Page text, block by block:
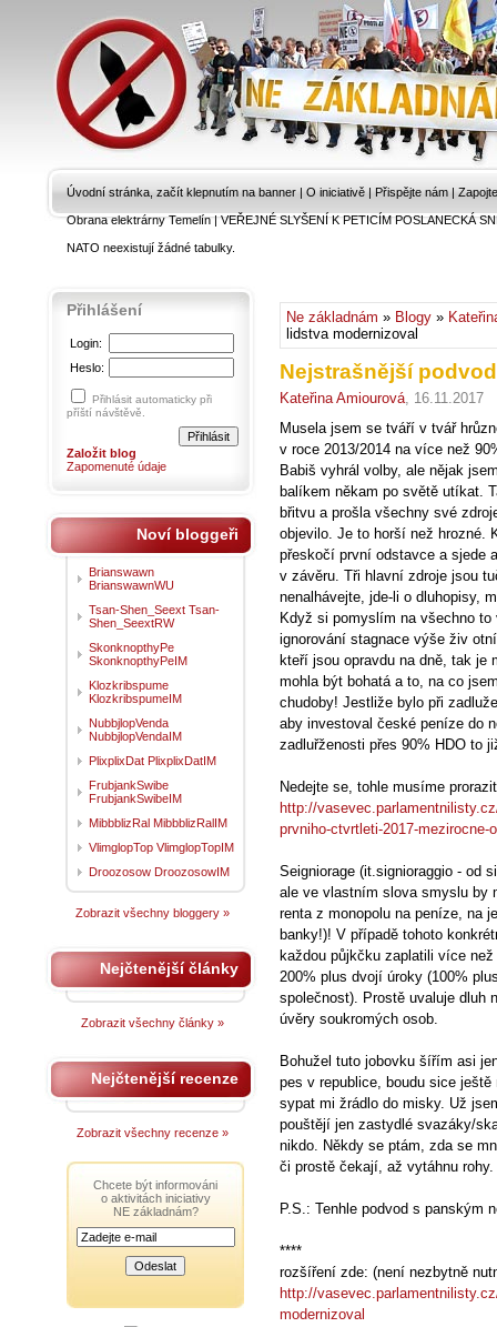
Úvodní stránka, začít klepnutím na banner | O iniciativě | Přispějte nám |
Obrana elektrárny Temelín|VEŘEJNÉ SLYŠENÍ K PETICÍM POSLANECKÁ
NATO neexistují žádné tabulky.
Ne základnám » Blogy »
lidstva modernizoval
Nejstrašnější
Kateřina Amiourová, 16.11.2017
Musela jsem se tváří v tvář
v roce 2013/2014 na více než
Babiš vyhrál volby, ale nějak
balíkem někam po světě utíkat.
břitvu a prošla všechny své
objevilo. Je to horší než hrozné.
přeskočí první odstavce a sjede
v závěru. Tři hlavní zdroje jsou
nenalhávejte, jde-li o dluhopisy,
Když si pomyslím na všechno
ignorování stagnace výše živ
kteří jsou opravdu na dně, tak je
mohla být bohatá a to, na co
chudoby! Jestliže bylo při
aby investoval české peníze do
zadluřženosti přes 90% HDO to
Nedejte se, tohle musíme
http://
prvniho-ctvrtleti-2017-mezirocne-
Seigniorage (it.signioraggio - od
ale ve vlastním slova smyslu by
renta z monopolu na peníze, na
banky!)! V případě tohoto
každou půjkčku zaplatili více
200% plus dvojí úroky (100%
společnost). Prostě uvaluje dluh
úvěry soukromých osob.
Bohužel tuto jobovku šířím asi
pes v republice, boudu sice
sypat mi žrádlo do misky. Už
pouštějí jen zastydlé svazáky/
nikdo. Někdy se ptám, zda se
či prostě čekají, až vytáhnu rohy.
P.S.: Tenhle podvod s panským
****
rozšíření zde: (není nezbytně
http://
modernizoval
Přihlášení
Login:
Heslo:
Přihlásit automaticky při
příští návštěvě.
Založit blog
Zapomenuté údaje
Noví bloggeři
Brianswawn
BrianswawnWU
Tsan-Shen_Seext Tsan-
Shen_SeextRW
SkonknopthyPe
SkonknopthyPeIM
Klozkribspume
KlozkribspumeIM
NubbjlopVenda
NubbjlopVendaIM
PlixplixDat PlixplixDatIM
FrubjankSwibe
FrubjankSwibeIM
MibbblizRal MibbblizRalIM
VlimglopTop VlimglopTopIM
Droozosow DroozosowIM
Zobrazit všechny bloggery »
Nejčtenější články
Zobrazit všechny články »
Nejčtenější recenze
Zobrazit všechny recenze »
Chcete být informováni
o aktivitách iniciativy
NE základnám?